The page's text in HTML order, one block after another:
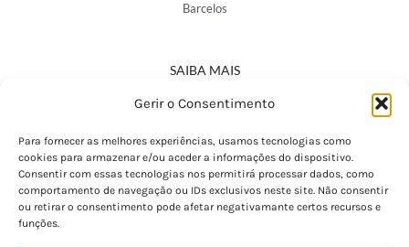
Gerir o Consentimento
Para fornecer as melhores experiências, usamos tecnologias como
cookies para armazenar e/ou aceder a informações do dispositivo.
Consentir com essas tecnologias nos permitirá processar dados, como
comportamento de navegação ou IDs exclusivos neste site. Não consentir
ou retirar o consentimento pode afetar negativamante certos recursos e
funções.
Barcelos
SAIBA MAIS
Política de Privacidade
Termos e Condições
Perguntas Frequentes
Custos de Envio
Encomendas Internacionais